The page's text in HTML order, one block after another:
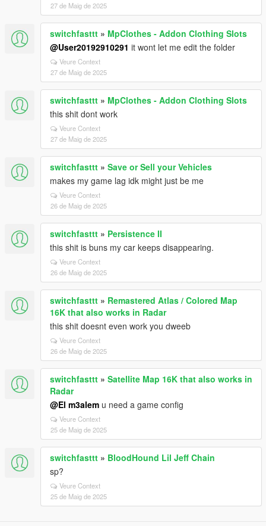
27 de Maig de 2025
switchfasttt » MpClothes - Addon Clothing Slots
@User20192910291 it wont let me edit the folder
Veure Context
27 de Maig de 2025
switchfasttt » MpClothes - Addon Clothing Slots
this shit dont work
Veure Context
27 de Maig de 2025
switchfasttt » Save or Sell your Vehicles
makes my game lag idk might just be me
Veure Context
26 de Maig de 2025
switchfasttt » Persistence II
this shit is buns my car keeps disappearing.
Veure Context
26 de Maig de 2025
switchfasttt » Remastered Atlas / Colored Map
16K that also works in Radar
this shit doesnt even work you dweeb
Veure Context
26 de Maig de 2025
switchfasttt » Satellite Map 16K that also works in
Radar
@El m3alem u need a game config
Veure Context
25 de Maig de 2025
switchfasttt » BloodHound Lil Jeff Chain
sp?
Veure Context
25 de Maig de 2025